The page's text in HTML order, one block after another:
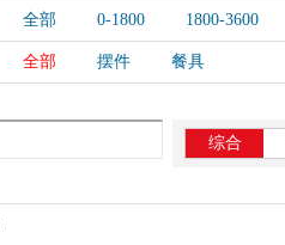
全部 0-1800 1800-3600
全部 摆件 餐具
综合